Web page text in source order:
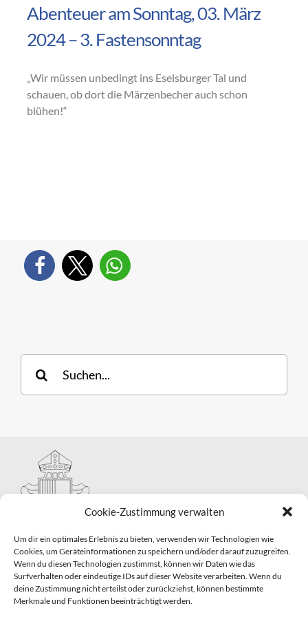
Cookie-Zustimmung verwalten
Um dir ein optimales Erlebnis zu bieten, verwenden wir Technologien wie
Cookies, um Geräteinformationen zu speichern und/oder darauf zuzugreifen.
Wenn du diesen Technologien zustimmst, können wir Daten wie das
Surfverhalten oder eindeutige IDs auf dieser Website verarbeiten. Wenn du
deine Zustimmung nicht erteilst oder zurückziehst, können bestimmte
Merkmale und Funktionen beeinträchtigt werden.
Abenteuer am Sonntag, 03. März
2024 – 3. Fastensonntag
„Wir müssen unbedingt ins Eselsburger Tal und
schauen, ob dort die Märzenbecher auch schon
blühen!“
nach:
Hauptabteilung II – Seelsorge
Pastorale Grunddienste und Sakramentenpastoral
Telefon: 0821 3166-2593
gemeindepastoral@bistum-augsburg.de